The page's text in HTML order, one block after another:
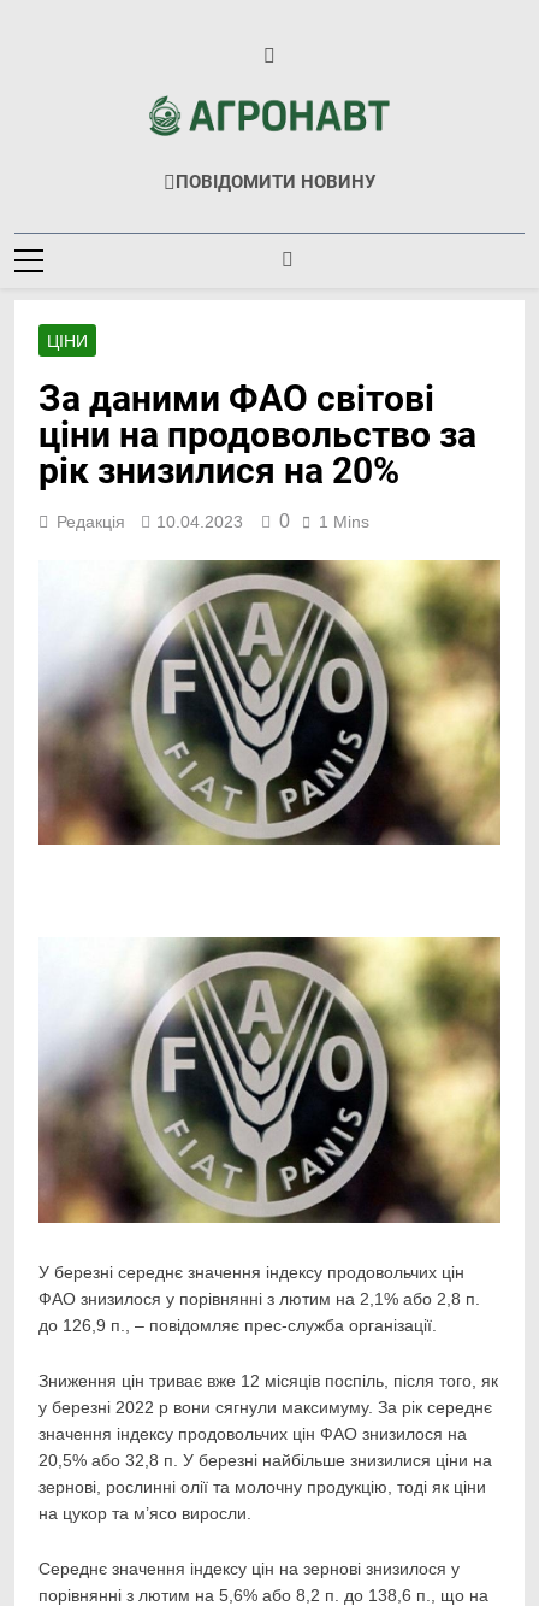
Агронавт
Новини Українського Агробізнесу
ПОВІДОМИТИ НОВИНУ
ЦІНИ
За даними ФАО світові
ціни на продовольство за
рік знизилися на 20%
Редакція 10.04.2023 0 1 Mins
Link
У березні середнє значення індексу продовольчих цін
ФАО знизилося у порівнянні з лютим на 2,1% або 2,8 п.
до 126,9 п., – повідомляє прес-служба організації.
Зниження цін триває вже 12 місяців поспіль, після того, як
у березні 2022 р вони сягнули максимуму. За рік середнє
значення індексу продовольчих цін ФАО знизилося на
20,5% або 32,8 п. У березні найбільше знизилися ціни на
зернові, рослинні олії та молочну продукцію, тоді як ціни
на цукор та м’ясо виросли.
Середнє значення індексу цін на зернові знизилося у
порівнянні з лютим на 5,6% або 8,2 п. до 138,6 п., що на